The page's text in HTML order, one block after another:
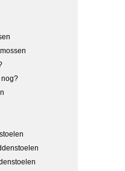
nog?